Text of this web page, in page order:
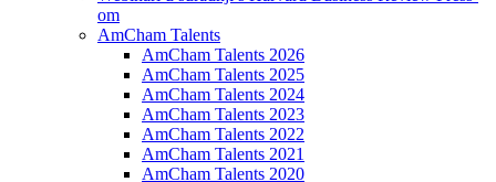
om
AmCham Talents
AmCham Talents 2026
AmCham Talents 2025
AmCham Talents 2024
AmCham Talents 2023
AmCham Talents 2022
AmCham Talents 2021
AmCham Talents 2020